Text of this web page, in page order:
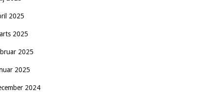
2025
2025
2025
2025
2024